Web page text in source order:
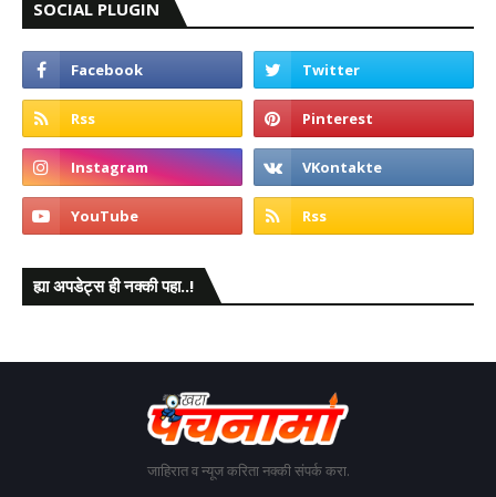
SOCIAL PLUGIN
ह्या अपडेट्स ही नक्की पहा..!
जाहिरात व न्यूज करिता नक्की संपर्क करा.